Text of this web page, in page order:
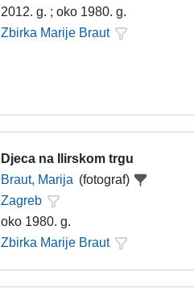
2012. g. ; oko 1980. g.
Zbirka Marije Braut
Djeca na Ilirskom trgu
Braut, Marija (fotograf)
Zagreb
oko 1980. g.
Zbirka Marije Braut